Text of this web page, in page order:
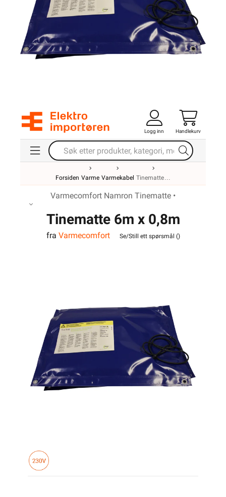
Logg inn Handlekurv
Forsiden Varme Varmekabel Tinematte
Varmecomfort Namron Tinematte •
Tinematte 6m x 0,8m
1400W 25mm
fra Varmecomfort Se/Still ett spørsmål ()